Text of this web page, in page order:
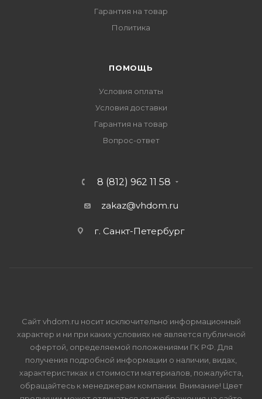
Гарантия на товар
Политика
ПОМОЩЬ
Условия оплаты
Условия доставки
Гарантия на товар
Вопрос-ответ
8 (812) 962 11 58
zakaz@vhdom.ru
г. Санкт-Петербург
Сайт vhdom.ru носит исключительно информационный
характер и ни при каких условиях не является публичной
офертой, определяемой положениями ГК РФ. Для
получения подробной информации о наличии, видах,
характеристиках и стоимости материалов, пожалуйста,
обращайтесь к менеджерам компании. Внимание! Цвет